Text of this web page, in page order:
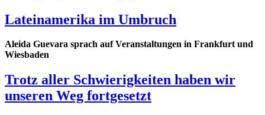
Lateinamerika im Umbruch
Aleida Guevara sprach auf Veranstaltungen in Frankfurt und
Wiesbaden
Trotz aller Schwierigkeiten haben wir
unseren Weg fortgesetzt